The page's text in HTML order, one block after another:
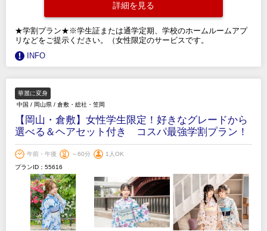
詳細を見る
★学割プラン★※学生証または通学定期、学校のホームルームアプ
リなどをご提示ください。（女性限定のサービスです。
INFO
華麗に変身
中国 / 岡山県 / 倉敷・総社・笠岡
【岡山・倉敷】女性学生限定！好きなグレードから
選べる＆ヘアセット付き コスパ最強学割プラン！
午前・午後 ～60分
1人OK
プランID：55616